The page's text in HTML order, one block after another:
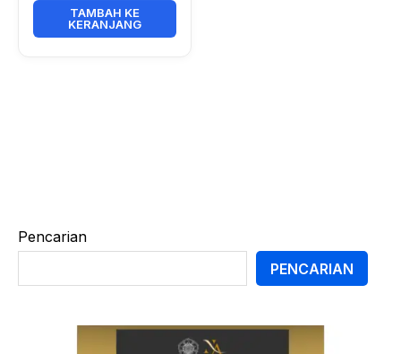
Pencarian
PENCARIAN
Akuntansi
TAMBAH KE
KERANJANG